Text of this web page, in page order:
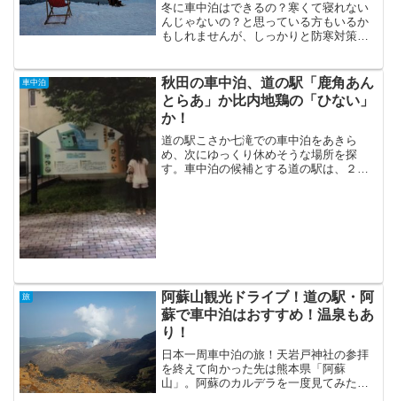
冬に車中泊はできるの？寒くて寝れない
んじゃないの？と思っている方もいるか
もしれませんが、しっかりと防寒対策を
にゆったりのんびり車中泊できるという
メリットもあります。しか...
車中泊
秋田の車中泊、道の駅「鹿角あん
とらあ」か比内地鶏の「ひない」
か！
道の駅こさか七滝での車中泊をあきら
め、次にゆっくり休めそうな場所を探
す。車中泊の候補とする道の駅は、２
旅
阿蘇山観光ドライブ！道の駅・阿
蘇で車中泊はおすすめ！温泉もあ
り！
日本一周車中泊の旅！天岩戸神社の参拝
を終えて向かった先は熊本県「阿蘇
山」。阿蘇のカルデラを一度見てみたか